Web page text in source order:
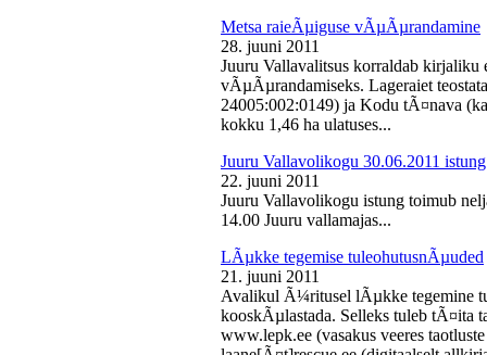
Metsa raieÃµiguse vÃµÃµrandamine
28. juuni 2011
Juuru Vallavalitsus korraldab kirjaliku
vÃµÃµrandamiseks. Lageraiet
24005:002:0149) ja Kodu tÃ¤nava
kokku 1,46 ha ulatuses...
Juuru Vallavolikogu 30.06.2011 istung
22. juuni 2011
Juuru Vallavolikogu istung toimub
14.00 Juuru vallamajas...
LÃµkke tegemise tuleohutusnÃµuded
21. juuni 2011
Avalikul Ã¼ritusel lÃµkke tegemine
kooskÃµlastada. Selleks tuleb tÃ¤ita
www.lepk.ee (vasakus veeres